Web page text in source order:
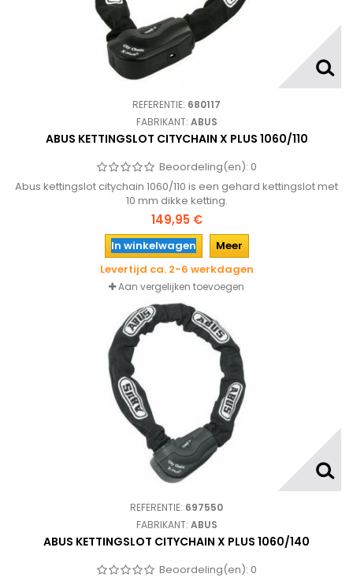
REFERENTIE: 680117
FABRIKANT: ABUS
ABUS KETTINGSLOT CITYCHAIN X PLUS 1060/110
Beoordeling(en): 0
Abus kettingslot citychain 1060/110 is een gehard kettingslot met
10 mm dikke ketting.
149,95 €
In winkelwagen
Meer
Levertijd ca. 2-6 werkdagen
Aan vergelijken toevoegen
REFERENTIE: 697550
FABRIKANT: ABUS
ABUS KETTINGSLOT CITYCHAIN X PLUS 1060/140
Beoordeling(en): 0